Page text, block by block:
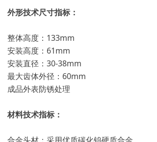
外形技术尺寸指标：
整体高度：133mm
安装高度：61mm
安装直径：30-38mm
最大齿体外径：60mm
成品外表防锈处理
材料技术指标：